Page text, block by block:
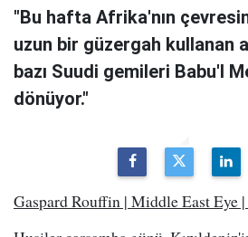
"Bu hafta Afrika'nın
uzun bir güzergah kullanan
bazı Suudi gemileri Babu'l
dönüyor."
Gaspard Rouffin | Middle East Eye